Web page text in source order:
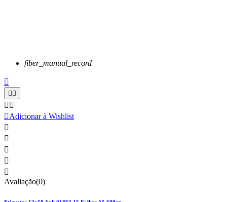
fiber_manual_record

 
 
Adicionar à Wishlist





Avaliação(0)